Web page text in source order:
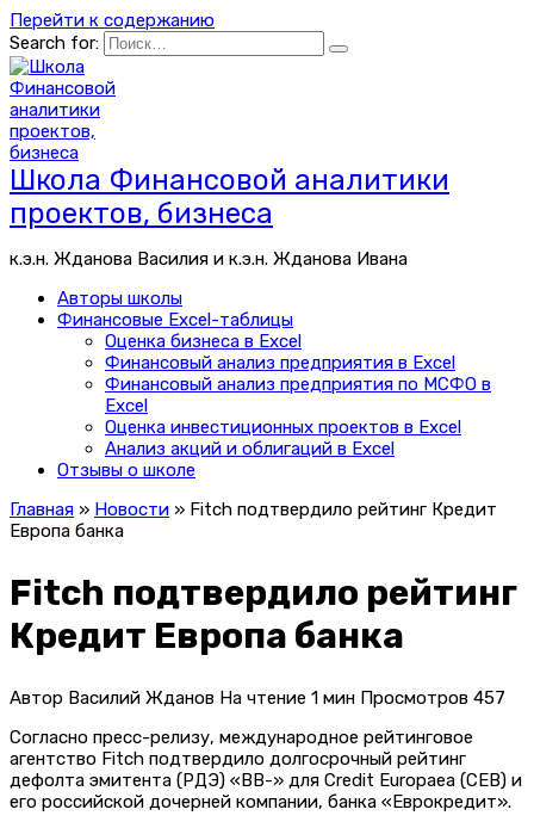
Перейти к содержанию
Search for:
Школа Финансовой аналитики
проектов, бизнеса
к.э.н. Жданова Василия и к.э.н. Жданова Ивана
Авторы школы
Финансовые Excel-таблицы
Оценка бизнеса в Excel
Финансовый анализ предприятия в Excel
Финансовый анализ предприятия по МСФО в
Excel
Оценка инвестиционных проектов в Excel
Анализ акций и облигаций в Excel
Отзывы о школе
Главная » Новости » Fitch подтвердило рейтинг Кредит
Европа банка
Fitch подтвердило рейтинг
Кредит Европа банка
Автор Василий Жданов На чтение 1 мин Просмотров 457
Согласно пресс-релизу, международное рейтинговое
агентство Fitch подтвердило долгосрочный рейтинг
дефолта эмитента (РДЭ) «BB-» для Credit Europaea (CEB) и
его российской дочерней компании, банка «Еврокредит».